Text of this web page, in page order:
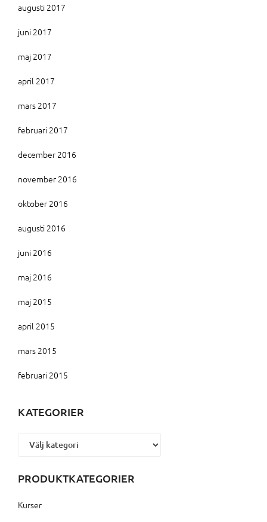
augusti 2017
juni 2017
maj 2017
april 2017
mars 2017
februari 2017
december 2016
november 2016
oktober 2016
augusti 2016
juni 2016
maj 2016
maj 2015
april 2015
mars 2015
februari 2015
KATEGORIER
Kategorier
PRODUKTKATEGORIER
Kurser